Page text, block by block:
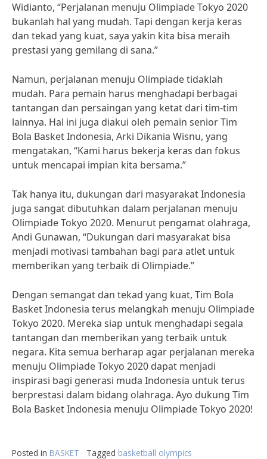
Widianto, “Perjalanan menuju Olimpiade Tokyo 2020
bukanlah hal yang mudah. Tapi dengan kerja keras
dan tekad yang kuat, saya yakin kita bisa meraih
prestasi yang gemilang di sana.”
Namun, perjalanan menuju Olimpiade tidaklah
mudah. Para pemain harus menghadapi berbagai
tantangan dan persaingan yang ketat dari tim-tim
lainnya. Hal ini juga diakui oleh pemain senior Tim
Bola Basket Indonesia, Arki Dikania Wisnu, yang
mengatakan, “Kami harus bekerja keras dan fokus
untuk mencapai impian kita bersama.”
Tak hanya itu, dukungan dari masyarakat Indonesia
juga sangat dibutuhkan dalam perjalanan menuju
Olimpiade Tokyo 2020. Menurut pengamat olahraga,
Andi Gunawan, “Dukungan dari masyarakat bisa
menjadi motivasi tambahan bagi para atlet untuk
memberikan yang terbaik di Olimpiade.”
Dengan semangat dan tekad yang kuat, Tim Bola
Basket Indonesia terus melangkah menuju Olimpiade
Tokyo 2020. Mereka siap untuk menghadapi segala
tantangan dan memberikan yang terbaik untuk
negara. Kita semua berharap agar perjalanan mereka
menuju Olimpiade Tokyo 2020 dapat menjadi
inspirasi bagi generasi muda Indonesia untuk terus
berprestasi dalam bidang olahraga. Ayo dukung Tim
Bola Basket Indonesia menuju Olimpiade Tokyo 2020!
Posted in BASKET Tagged basketball olympics